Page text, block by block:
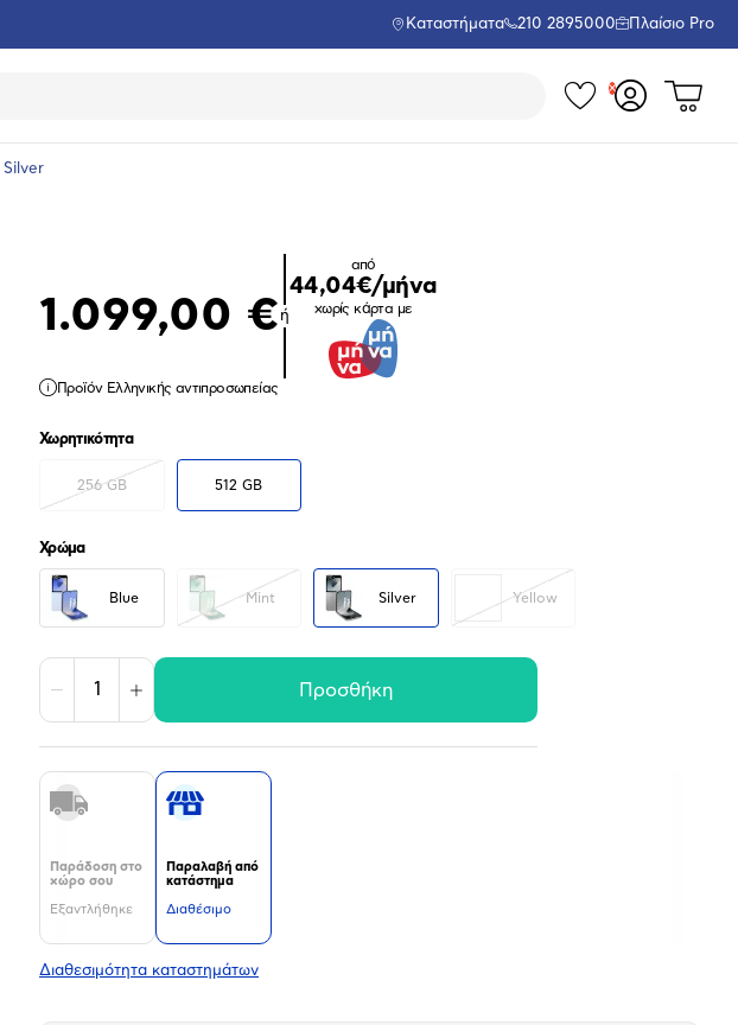
Καταστήματα 210 2895000 Πλαίσιο Pro
Τα
Δες
Silver
1.099,00 € ή
από
44,04€/μήνα
χωρίς κάρτα με
Προϊόν Ελληνικής αντιπροσωπείας
Χωρητικότητα
256 GB 512 GB
Χρώμα
Blue Mint Silver Yellow
Μείωση Αύξηση Προσθήκη
Παράδοση στο
χώρο σου
Εξαντλήθηκε
Παραλαβή από
κατάστημα
Διαθέσιμο
Διαθεσιμότητα καταστημάτων